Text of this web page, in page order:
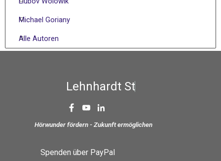
Michael Goriany
Alle Autoren
Lehnhardt Sti
Spenden über PayPal
Hörwunder fördern - Zukunft ermöglichen